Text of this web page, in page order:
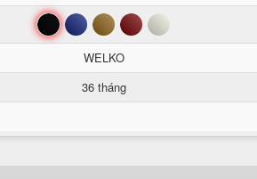
Đen Xanh Nâu Đỏ Trắng
WELKO
36 tháng